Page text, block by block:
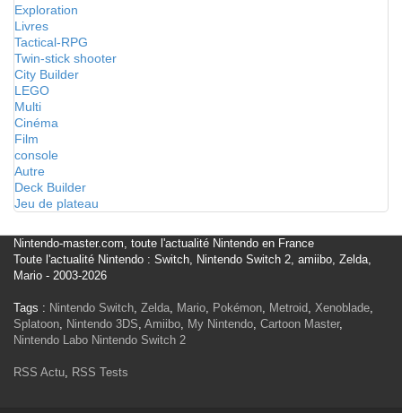
Exploration
Livres
Tactical-RPG
Twin-stick shooter
City Builder
LEGO
Multi
Cinéma
Film
console
Autre
Deck Builder
Jeu de plateau
Nintendo-master.com, toute l'actualité Nintendo en France
Toute l'actualité Nintendo : Switch, Nintendo Switch 2, amiibo, Zelda,
Mario - 2003-2026
Tags : Nintendo Switch, Zelda, Mario, Pokémon, Metroid, Xenoblade,
Splatoon, Nintendo 3DS, Amiibo, My Nintendo, Cartoon Master,
Nintendo Labo Nintendo Switch 2
RSS Actu, RSS Tests